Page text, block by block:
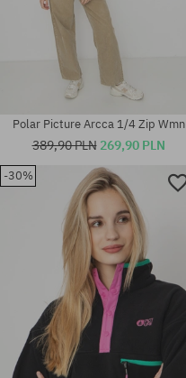
Dostępne rozmiary:
Polar Picture Arcca 1/4 Zip Wmn
389,90 PLN 269,90 PLN
-30%